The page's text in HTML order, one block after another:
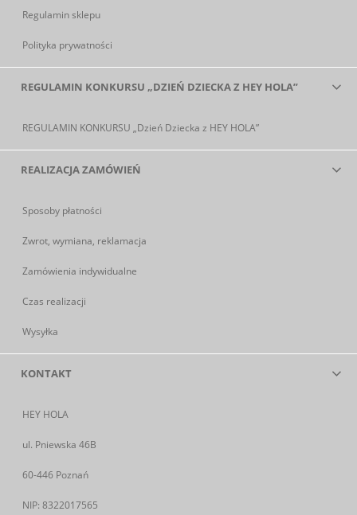
Regulamin sklepu
Polityka prywatności
REGULAMIN KONKURSU „DZIEŃ DZIECKA Z HEY HOLA”
REGULAMIN KONKURSU „Dzień Dziecka z HEY HOLA”
REALIZACJA ZAMÓWIEŃ
Sposoby płatności
Zwrot, wymiana, reklamacja
Zamówienia indywidualne
Czas realizacji
Wysyłka
KONTAKT
HEY HOLA
ul. Pniewska 46B
60-446 Poznań
NIP: 8322017565